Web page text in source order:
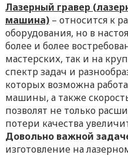
Лазерный гравер
машина)– относится к
оборудования, но в
более и более
мастерских, так и на
спектр задач и
которых возможна
машины, а также
позволят не только
потери качества
Довольно важной
изготовление на